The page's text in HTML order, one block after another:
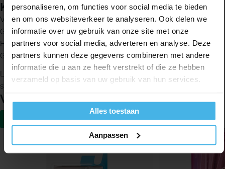
personaliseren, om functies voor social media te bieden
en om ons websiteverkeer te analyseren. Ook delen we
informatie over uw gebruik van onze site met onze
partners voor social media, adverteren en analyse. Deze
partners kunnen deze gegevens combineren met andere
informatie die u aan ze heeft verstrekt of die ze hebben
verzameld op basis van uw gebruik van hun services.
Alles toestaan
Aanpassen
Kenmerken
Voor interdentale reiniging
Gemaakt van duurzaam en zacht materiaal
Helpt tandplak en voedselresten te verwijderen
Geschikt voor dagelijks gebruik
Lactona Intersticks zijn ook verkrijgbaar in verpakkingen van 12
stuks.
Vergelijkbare producten
-20% -16%